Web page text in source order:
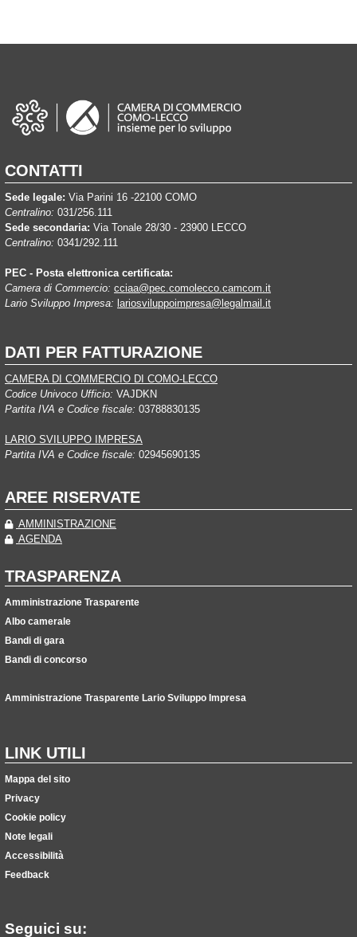
CONTATTI
Sede legale: Via Parini 16 -22100 COMO
Centralino: 031/256.111
Sede secondaria: Via Tonale 28/30 - 23900 LECCO
Centralino: 0341/292.111
PEC - Posta elettronica certificata:
Camera di Commercio: cciaa@pec.comolecco.camcom.it
Lario Sviluppo Impresa: lariosviluppoimpresa@legalmail.it
DATI PER FATTURAZIONE
CAMERA DI COMMERCIO DI COMO-LECCO
Codice Univoco Ufficio: VAJDKN
Partita IVA e Codice fiscale: 03788830135
LARIO SVILUPPO IMPRESA
Partita IVA e Codice fiscale: 02945690135
AREE RISERVATE
AMMINISTRAZIONE
AGENDA
TRASPARENZA
Amministrazione Trasparente
Albo camerale
Bandi di gara
Bandi di concorso
Amministrazione Trasparente Lario Sviluppo Impresa
LINK UTILI
Mappa del sito
Privacy
Cookie policy
Note legali
Accessibilità
Feedback
Seguici su: